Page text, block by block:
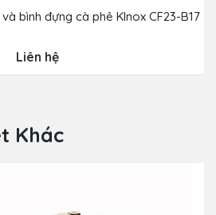
bình đựng cà phê Klnox CF23-B17
Liên hệ
Khác